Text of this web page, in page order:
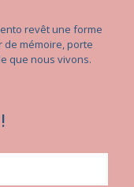
revêt une forme
de mémoire, porte
que nous vivons.